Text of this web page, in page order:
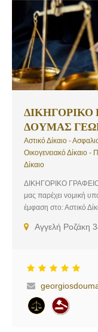
ΔΙΚΗΓΟΡΙΚΟ
ΔΟΥΜΑΣ
Αστικό Δίκαιο -
Οικογενειακό Δίκαιο -
Δίκαιο
ΔΙΚΗΓΟΡΙΚΟ
μας παρέχει νομική
έμφαση στο: Αστικό
Εμπορικό Δίκαιο
Αγγελή Ροζάκη